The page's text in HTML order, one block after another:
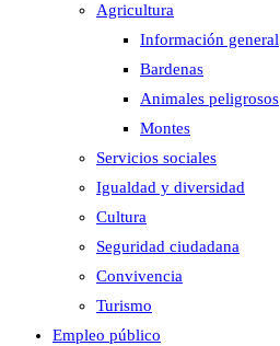
Agricultura
Información general
Bardenas
Animales peligrosos
Montes
Servicios sociales
Igualdad y diversidad
Cultura
Seguridad ciudadana
Convivencia
Turismo
Empleo público